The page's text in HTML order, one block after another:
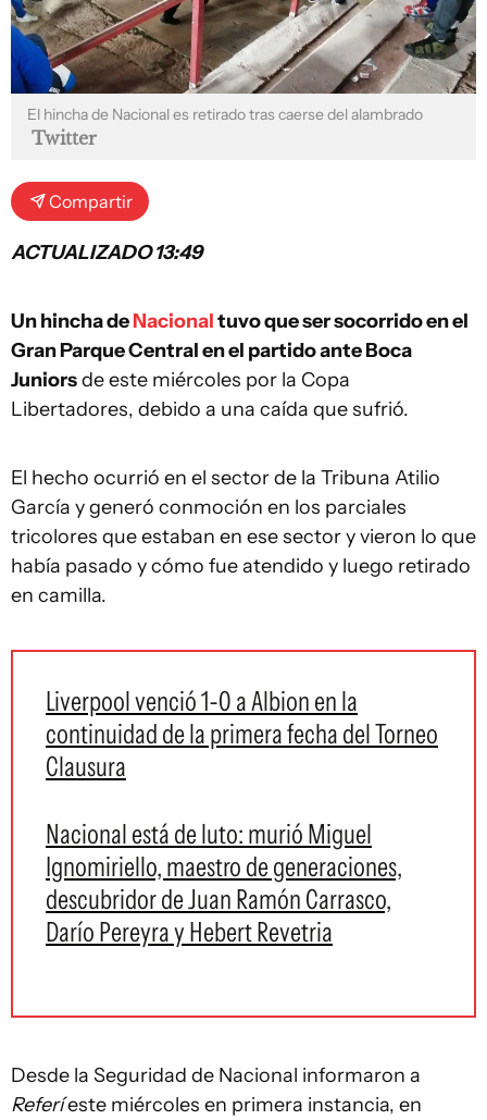
El hincha de Nacional es retirado tras caerse del alambrado
Twitter
Compartir
ACTUALIZADO 13:49
Un hincha deNacionaltuvo que ser socorrido en el
Gran Parque Central en el partido ante Boca
Juniorsde este miércoles por la Copa
Libertadores, debido a una caída que sufrió.
El hecho ocurrió en el sector de la Tribuna Atilio
García y generó conmoción en los parciales
tricolores que estaban en ese sector y vieron lo que
había pasado y cómo fue atendido y luego retirado
en camilla.
Liverpool venció 1-0 a Albion en la
continuidad de la primera fecha del Torneo
Clausura
Nacional está de luto: murió Miguel
Ignomiriello, maestro de generaciones,
descubridor de Juan Ramón Carrasco,
Darío Pereyra y Hebert Revetria
Desde la Seguridad de Nacional informaron a
Referíeste miércoles en primera instancia, en